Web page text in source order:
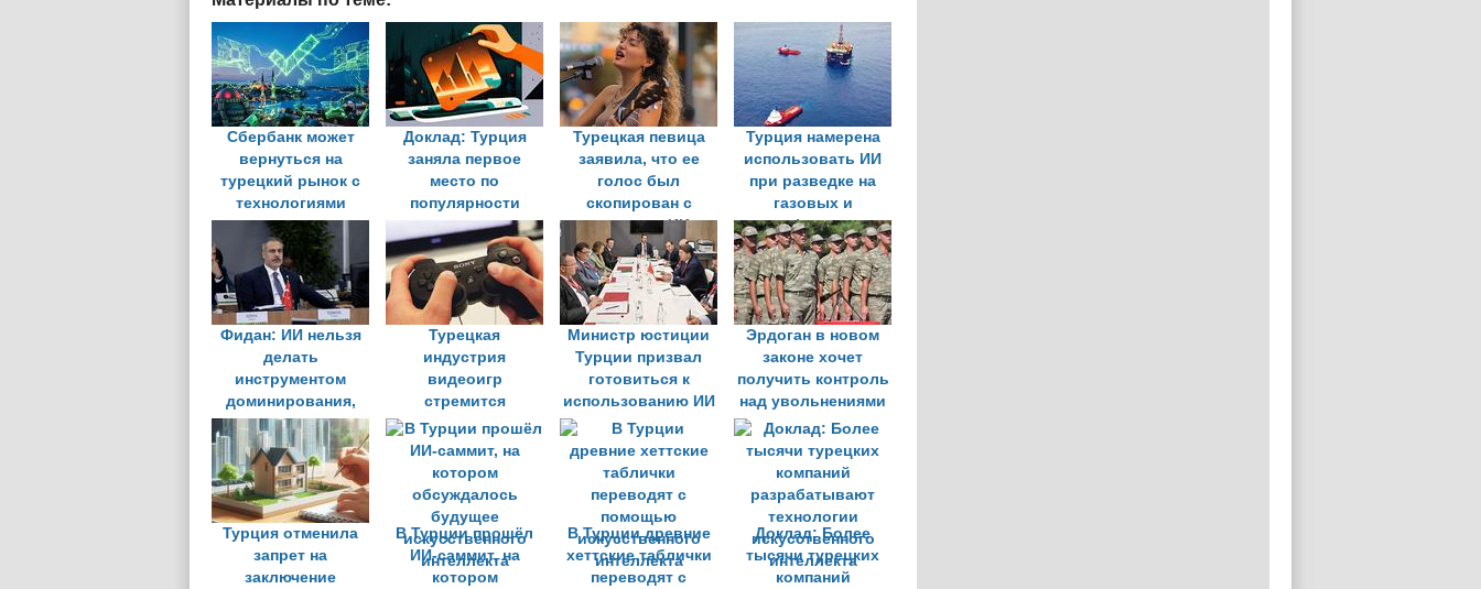
Сбербанк может
вернуться на
турецкий рынок с
технологиями
искусственного
интеллекта
Доклад: Турция
заняла первое
место по
популярности
использования
ChatGPT
Турецкая певица
заявила, что ее
голос был
скопирован с
помощью ИИ
Турция намерена
использовать ИИ
при разведке на
газовых и
нефтяных
месторождениях
Фидан: ИИ нельзя
делать
инструментом
доминирования,
его нужно
контролировать
Турецкая
индустрия
видеоигр
стремится
получить доход в
размере 750 млн
долларов в 2025
году
Министр юстиции
Турции призвал
готовиться к
использованию ИИ
в судах
Эрдоган в новом
законе хочет
получить контроль
над увольнениями
и продвижением по
службе в армии
Турция отменила
запрет на
заключение
В Турции прошёл
ИИ-саммит, на
котором
В Турции древние
хеттские таблички
переводят с
Доклад: Более
тысячи турецких
компаний